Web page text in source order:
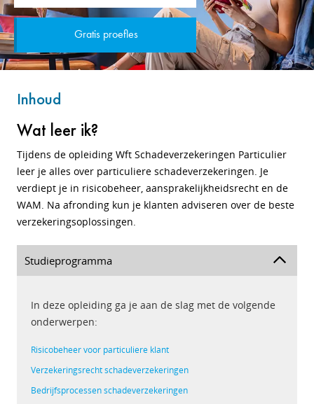
Gratis proefles
Inhoud
Wat leer ik?
Tijdens de opleiding Wft Schadeverzekeringen Particulier
leer je alles over particuliere schadeverzekeringen. Je
verdiept je in risicobeheer, aansprakelijkheidsrecht en de
WAM. Na afronding kun je klanten adviseren over de beste
verzekeringsoplossingen.
Studieprogramma
In deze opleiding ga je aan de slag met de volgende
onderwerpen:
Risicobeheer voor particuliere klant
Verzekeringsrecht schade­verzekeringen
Bedrijfsprocessen schade­verzekeringen